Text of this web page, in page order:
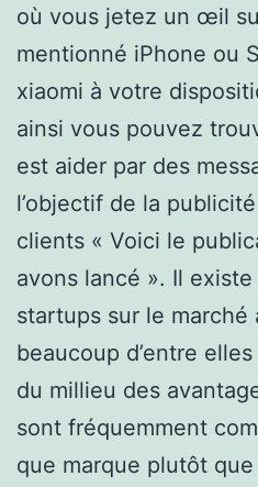
où vous jetez un œil
mentionné iPhone ou
xiaomi à votre
ainsi vous pouvez
est aider par des
l’objectif de la
clients « Voici le
avons lancé ». Il
startups sur le marché
beaucoup d’entre
du millieu des
sont fréquemment
que marque plutôt